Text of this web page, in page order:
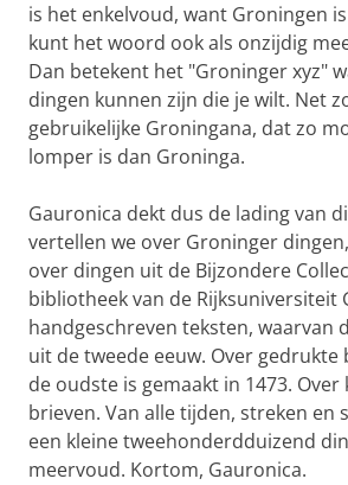
is het enkelvoud, want Groningen
kunt het woord ook als onzijdig
Dan betekent het "Groninger xyz"
dingen kunnen zijn die je wilt. Net
gebruikelijke Groningana, dat zo
lomper is dan Groninga.
Gauronica dekt dus de lading van
vertellen we over Groninger
over dingen uit de Bijzondere
bibliotheek van de Rijksuniversiteit
handgeschreven teksten, waarvan
uit de tweede eeuw. Over gedrukte
de oudste is gemaakt in 1473.
brieven. Van alle tijden, streken en
een kleine tweehonderdduizend
meervoud. Kortom, Gauronica.